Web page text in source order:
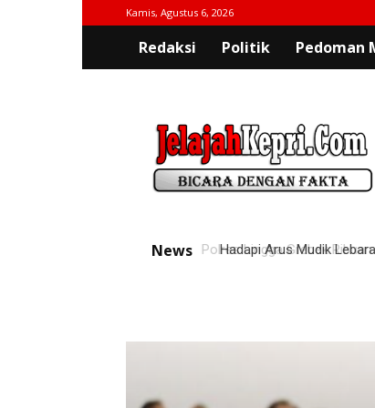
Kamis, Agustus 6, 2026
Redaksi Politik Pedoman
News Hadapi Arus Mudik